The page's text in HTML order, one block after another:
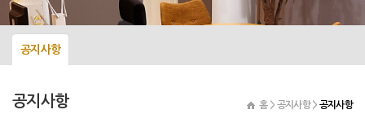
공지사항
공지사항 홈 > 공지사항 > 공지사항